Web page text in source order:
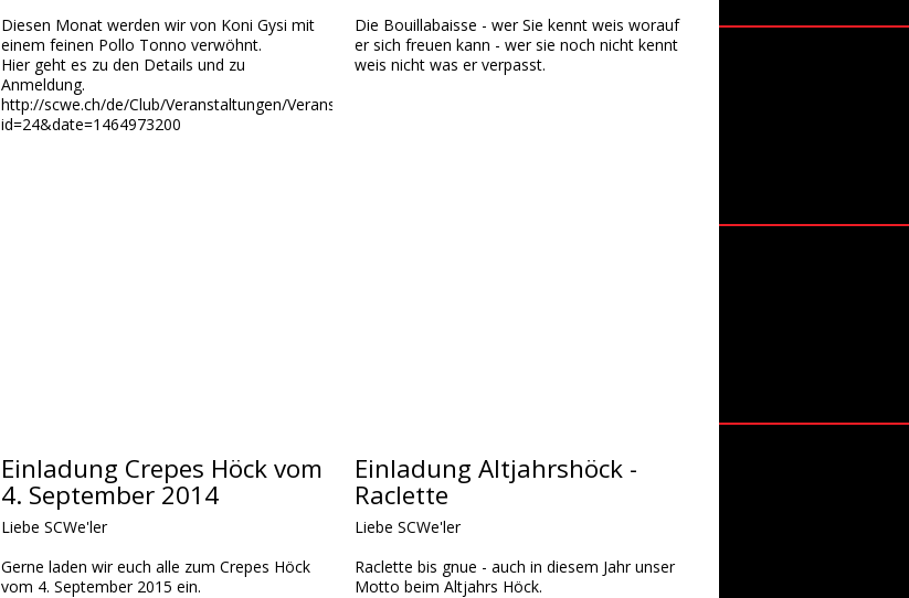
Diesen Monat werden wir von Koni Gysi mit
einem feinen Pollo Tonno verwöhnt.
Hier geht es zu den Details und zu
Anmeldung.
http://scwe.ch/de/Club/Veranstaltungen/Veranstaltungsinformationen?
id=24&date=1464973200
Die Bouillabaisse - wer Sie kennt weis worauf
er sich freuen kann - wer sie noch nicht kennt
weis nicht was er verpasst.
Einladung Crepes Höck vom
4. September 2014
Liebe SCWe'ler
Gerne laden wir euch alle zum Crepes Höck
vom 4. September 2015 ein.
Einladung Altjahrshöck -
Raclette
Liebe SCWe'ler
Raclette bis gnue - auch in diesem Jahr unser
Motto beim Altjahrs Höck.